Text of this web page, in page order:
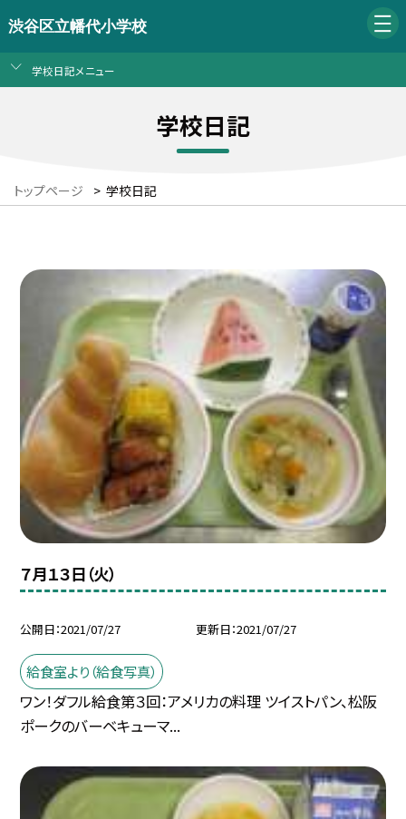
渋谷区立幡代小学校
学校日記メニュー
学校日記
トップページ > 学校日記
７月１３日（火）
公開日 2021/07/27 更新日 2021/07/27
給食室より（給食写真）
ワン！ダフル給食第３回：アメリカの料理 ツイストパン、松阪
ポークのバーベキューマ...